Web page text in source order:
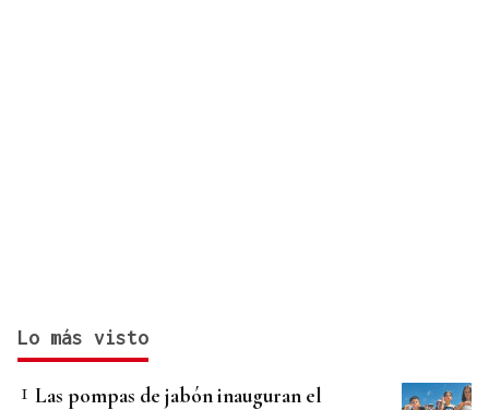
Lo más visto
Las pompas de jabón inauguran el